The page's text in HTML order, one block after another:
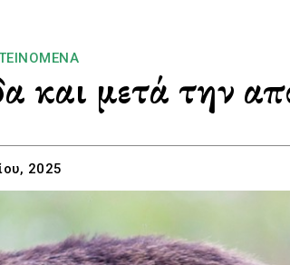
μετά την
2025